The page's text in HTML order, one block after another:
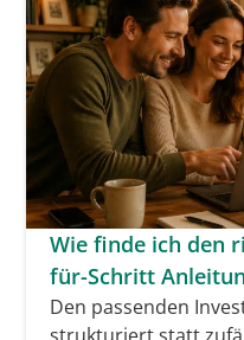
Wie finde ich den
für-Schritt
Den passenden